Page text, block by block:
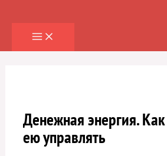
содержимому
Денежная энергия. Как
ею управлять